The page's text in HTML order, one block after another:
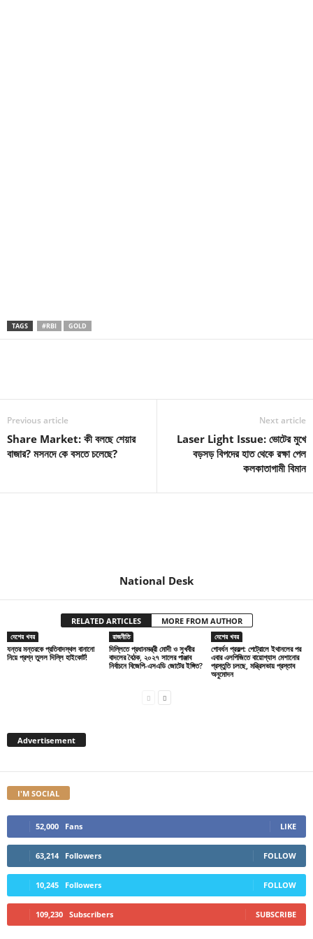
TAGS #RBI GOLD
Previous article
Share Market: কী বলছে শেয়ার
বাজার? মসনদে কে বসতে চলেছে?
Next article
Laser Light Issue: ভোটের মুখে
বড়সড় বিপদের হাত থেকে রক্ষা পেল
কলকাতাগামী বিমান
National Desk
RELATED ARTICLES MORE FROM AUTHOR
দেশের খবর
যন্তর মন্তরকে প্রতিবাদস্থল বানানো
নিয়ে প্রশ্ন তুলল দিল্লি হাইকোর্ট!
রাজনীতি
দিল্লিতে প্রধানমন্ত্রী মোদী ও সুখবীর
বাদলের বৈঠক, ২০২৭ সালের পাঞ্জাব
নির্বাচনে বিজেপি-এসএডি জোটের ইঙ্গিত?
দেশের খবর
গোবর্ধন প্রকল্প: পেট্রোলে ইথানলের পর
এবার এলপিজিতে বায়োগ্যাস মেশানোর
প্রস্তুতি চলছে, মন্ত্রিসভায় প্রস্তাব
অনুমোদন
Advertisement
I'M SOCIAL
52,000 Fans LIKE
63,214 Followers FOLLOW
10,245 Followers FOLLOW
109,230 Subscribers SUBSCRIBE